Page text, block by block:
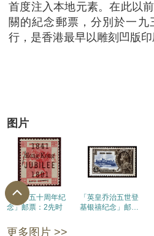
首度注入本地元素。在此以
關的紀念郵票，分別於一
行，是香港最早以雕刻凹版印
图片
「开埠五十周年纪
念」邮票：2先时
「英皇乔治五世登
基银禧纪念」邮
更多图片 >>